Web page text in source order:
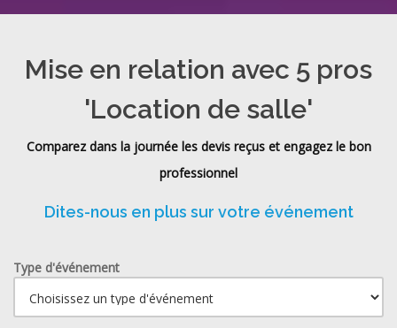
Mise en relation avec 5 pros
'Location de salle'
Comparez dans la journée les devis reçus et engagez le bon
professionnel
Dites-nous en plus sur votre événement
Type d'événement